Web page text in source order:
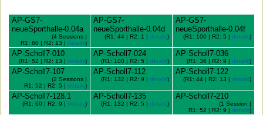
AP-GS7-
neueSporthalle-0.04a
(4 Sessions |
R1: 60 | R2: 13 | details)
AP-GS7-
neueSporthalle-0.04d
(R1: 44 | R2: 1 | details)
AP-GS7-
neueSporthalle-0.04f
(R1: 100 | R2: 5 | details)
AP-Scholl7-010
(R1: 52 | R2: 13 | details)
AP-Scholl7-024
(R1: 100 | R2: 5 | details)
AP-Scholl7-036
(R1: 36 | R2: 9 | details)
AP-Scholl7-107
(2 Sessions |
R1: 52 | R2: 5 | details)
AP-Scholl7-112
(R1: 132 | R2: 9 | details)
AP-Scholl7-122
(R1: 44 | R2: 13 | details)
AP-Scholl7-128.1
(R1: 60 | R2: 9 | details)
AP-Scholl7-135
(R1: 132 | R2: 5 | details)
AP-Scholl7-210
(1 Session |
R1: 52 | R2: 9 | details)